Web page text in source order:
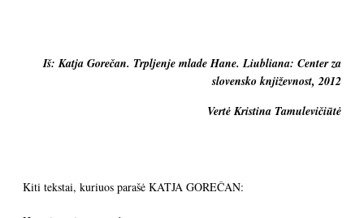
Iš: Katja Gorečan. Trpljenje mlade Hane. Liubliana: Center za
slovensko književnost, 2012
Vertė Kristina Tamulevičiūtė
Kiti tekstai, kuriuos parašė KATJA GOREČAN: